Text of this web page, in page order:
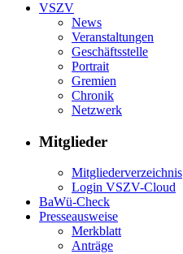
VSZV
News
Veranstaltungen
Geschäftsstelle
Portrait
Gremien
Chronik
Netzwerk
Mitglieder
Mitgliederverzeichnis
Login VSZV-Cloud
BaWü-Check
Presseausweise
Merkblatt
Anträge